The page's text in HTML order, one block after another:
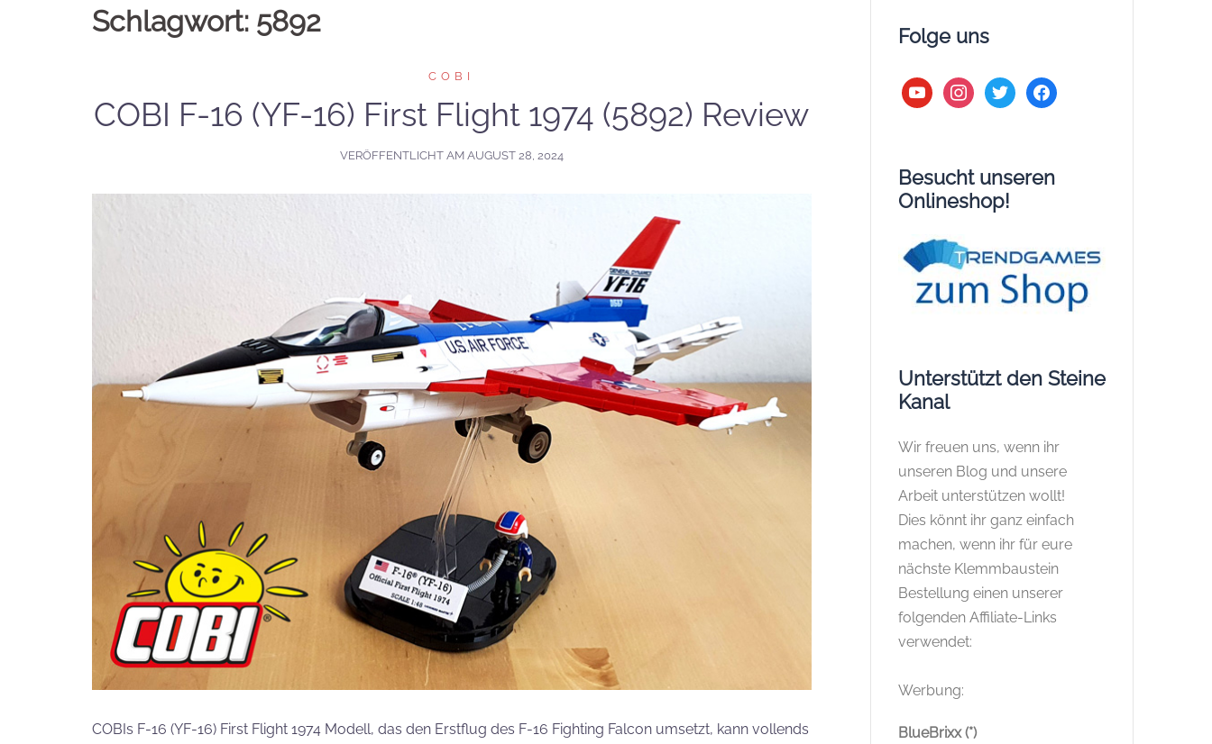
Schlagwort: 5892
COBI
COBI F-16 (YF-16) First Flight 1974 (5892) Review
VERÖFFENTLICHT AM AUGUST 28, 2024
COBIs F-16 (YF-16) First Flight 1974 Modell, das den Erstflug des F-16 Fighting Falcon umsetzt, kann vollends
Folge uns
youtubeinstagram
twitter facebook
Besucht unseren
Onlineshop!
Unterstützt den Steine
Kanal
Wir freuen uns, wenn ihr
unseren Blog und unsere
Arbeit unterstützen wollt!
Dies könnt ihr ganz einfach
machen, wenn ihr für eure
nächste Klemmbaustein
Bestellung einen unserer
folgenden Affiliate-Links
verwendet:
Werbung:
BlueBrixx (*)